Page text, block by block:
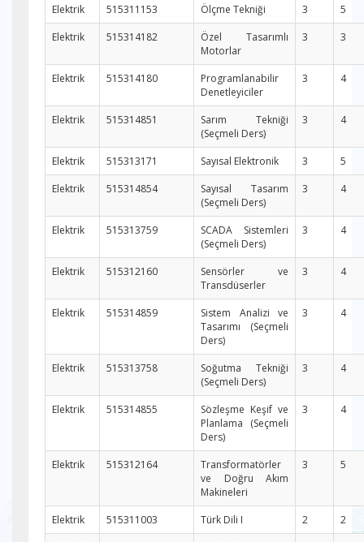
Elektrik 515311153 Ölçme Tekniği 3
5
Elektrik
515314182
Özel Tasarımlı
Motorlar
3 3
Elektrik 515314180
Programlanabilir
Denetleyiciler
3 4
Elektrik 515314851
Sarım Tekniği
(Seçmeli Ders)
3 4
Elektrik 515313171 Sayısal Elektronik 3
5
Elektrik
515314854
Sayısal Tasarım
(Seçmeli Ders)
3 4
Elektrik 515313759
SCADA Sistemleri
(Seçmeli Ders)
3 4
Elektrik 515312160
Sensörler ve
Transdüserler
3 4
Elektrik 515314859
Sistem Analizi ve
Tasarımı (Seçmeli
Ders)
3 4
Elektrik 515313758
Soğutma Tekniği
(Seçmeli Ders)
3 4
Elektrik 515314855
Sözleşme Keşif ve
Planlama (Seçmeli
Ders)
3 4
Elektrik 515312164
Transformatörler
ve Doğru Akım
Makineleri
3 5
Elektrik 515311003 Türk Dili I 2
2